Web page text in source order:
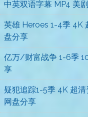
中英双语字幕 MP4 美
英雄 Heroes 1-4季 4K
盘分享
亿万/财富战争 1-6季
享
疑犯追踪1-5季 4K 超
网盘分享